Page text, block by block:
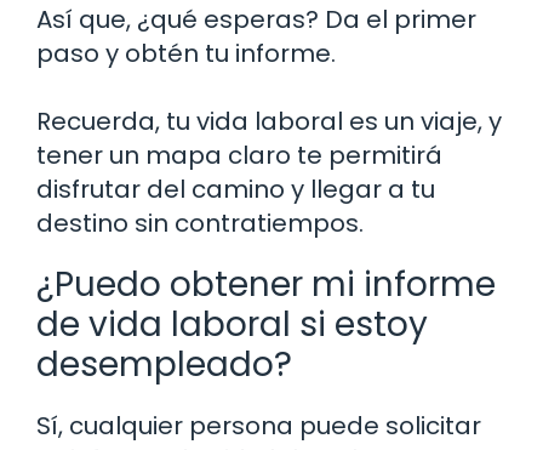
Así que, ¿qué esperas? Da el primer
paso y obtén tu informe.
Recuerda, tu vida laboral es un viaje, y
tener un mapa claro te permitirá
disfrutar del camino y llegar a tu
destino sin contratiempos.
¿Puedo obtener mi informe
de vida laboral si estoy
desempleado?
Sí, cualquier persona puede solicitar